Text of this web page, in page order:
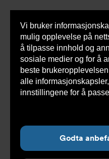
Vi bruker
mulig opplevelse på
å tilpasse innhold og
sosiale medier og for å
beste
alle
innstillingene for å
Godta
Du
her:
Armatec > Nyheter >
Junior Salgsingeniør – en